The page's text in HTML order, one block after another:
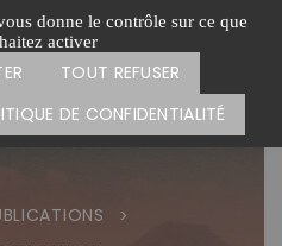
donne le contrôle sur ce que
activer
TOUT REFUSER
DE CONFIDENTIALITÉ
Menu
FAIRE UN DON
>